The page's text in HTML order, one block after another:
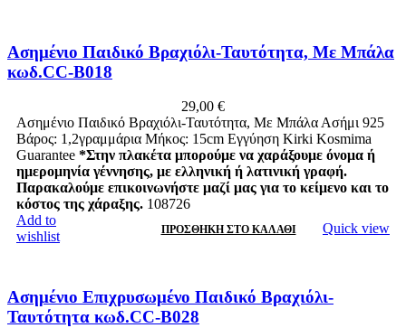
Ασημένιο Παιδικό Βραχιόλι-Ταυτότητα, Με Μπάλα
κωδ.CC-B018
29,00 €
Ασημένιο Παιδικό Βραχιόλι-Ταυτότητα, Με Μπάλα Ασήμι 925
Βάρος: 1,2γραμμάρια Μήκος: 15cm Εγγύηση Kirki Kosmima
Guarantee *Στην πλακέτα μπορούμε να χαράξουμε όνομα ή
ημερομηνία γέννησης, με ελληνική ή λατινική γραφή.
Παρακαλούμε επικοινωνήστε μαζί μας για το κείμενο και το
κόστος της χάραξης. 108726
Add to
wishlist
ΠΡΟΣΘΉΚΗ ΣΤΟ ΚΑΛΆΘΙ Quick view
Ασημένιο Επιχρυσωμένο Παιδικό Βραχιόλι-
Ταυτότητα κωδ.CC-B028